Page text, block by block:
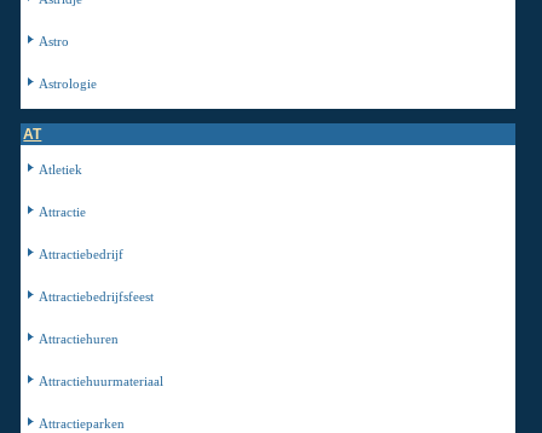
Astro
Astrologie
AT
Atletiek
Attractie
Attractiebedrijf
Attractiebedrijfsfeest
Attractiehuren
Attractiehuurmateriaal
Attractieparken